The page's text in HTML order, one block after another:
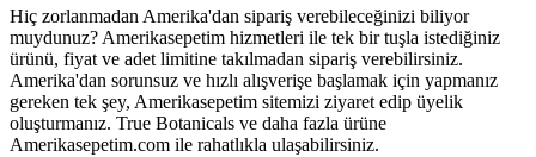
Hiç zorlanmadan Amerika'dan sipariş verebileceğinizi biliyor
muydunuz? Amerikasepetim hizmetleri ile tek bir tuşla istediğiniz
ürünü, fiyat ve adet limitine takılmadan sipariş verebilirsiniz.
Amerika'dan sorunsuz ve hızlı alışverişe başlamak için yapmanız
gereken tek şey, Amerikasepetim sitemizi ziyaret edip üyelik
oluşturmanız. True Botanicals ve daha fazla ürüne
Amerikasepetim.com ile rahatlıkla ulaşabilirsiniz.